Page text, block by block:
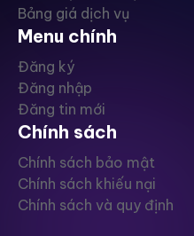
Bảng giá dịch vụ
Menu chính
Đăng ký
Đăng nhập
Đăng tin mới
Chính sách
Chính sách bảo mật
Chính sách khiếu nại
Chính sách và quy định